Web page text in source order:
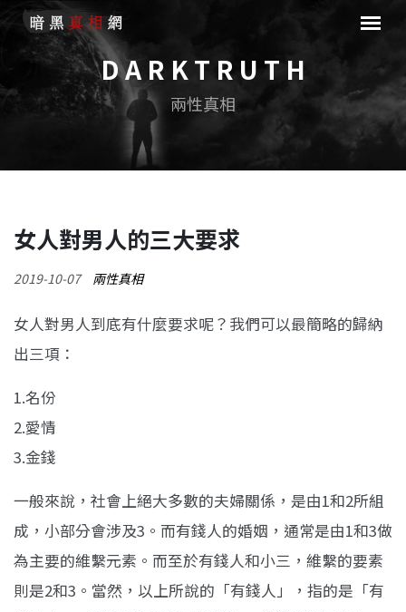
D A R K T R U T H
兩性真相
女人對男人的三大要求
2019-10-07 兩性真相
女人對男人到底有什麼要求呢？我們可以最簡略的歸納
出三項：
1.名份
2.愛情
3.金錢
一般來說，社會上絕大多數的夫婦關係，是由1和2所組
成，小部分會涉及3。而有錢人的婚姻，通常是由1和3做
為主要的維繫元素。而至於有錢人和小三，維繫的要素
則是2和3。當然，以上所說的「有錢人」，指的是「有